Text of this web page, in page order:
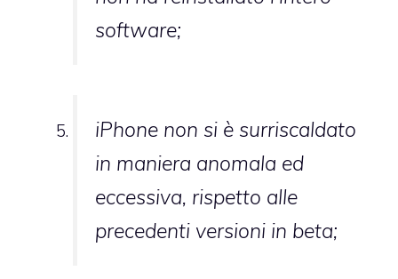
software;
iPhone non si è surriscaldato
in maniera anomala ed
eccessiva, rispetto alle
precedenti versioni in beta;